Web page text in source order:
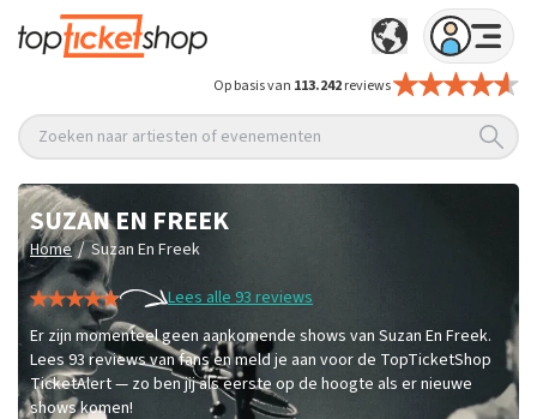
Op basis van 113.242reviews
Zoeken naar artiesten of evenementen
SUZAN EN FREEK
Home / Suzan En Freek
Lees alle 93 reviews
Er zijn momenteel geen aankomende shows van Suzan En Freek.
Lees 93 reviews van fans en meld je aan voor de TopTicketShop
TicketAlert — zo ben jij als eerste op de hoogte als er nieuwe
shows komen!